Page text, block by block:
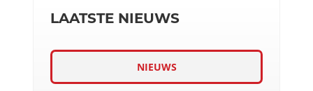
LAATSTE NIEUWS
NIEUWS